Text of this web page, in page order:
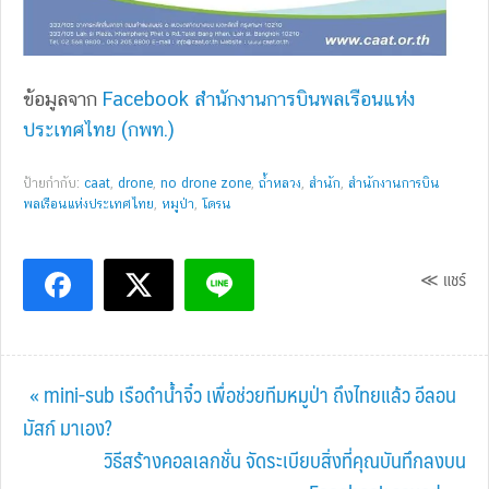
ข้อมูลจาก Facebook สํานักงานการบินพลเรือนแห่ง
ประเทศไทย (กพท.)
ป้ายกำกับ: caat, drone, no drone zone, ถ้ำหลวง, สำนัก, สำนักงานการบิน
พลเรือนแห่งประเทศไทย, หมูป่า, โดรน
≪ แชร์
Previous
Post:
« mini-sub เรือดำน้ำจิ๋ว เพื่อช่วยทีมหมูป่า ถึงไทยแล้ว อีลอน
มัสก์ มาเอง?
Next
วิธีสร้างคอลเลกชั่น จัดระเบียบสิ่งที่คุณบันทึกลงบน